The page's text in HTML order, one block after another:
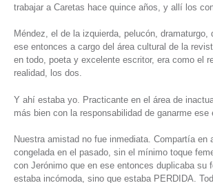
trabajar a Caretas hace quince años, y allí los
Méndez, el de la izquierda, pelucón,
ese entonces a cargo del área cultural de la
en todo, poeta y excelente escritor, era como el
realidad, los dos.
Y ahí estaba yo. Practicante en el área de
más bien con la responsabilidad de ganarme ese
Nuestra amistad no fue inmediata. Compartía en
congelada en el pasado, sin el mínimo toque
con Jerónimo que en ese entonces duplicaba su
estaba incómoda, sino que estaba PERDIDA.